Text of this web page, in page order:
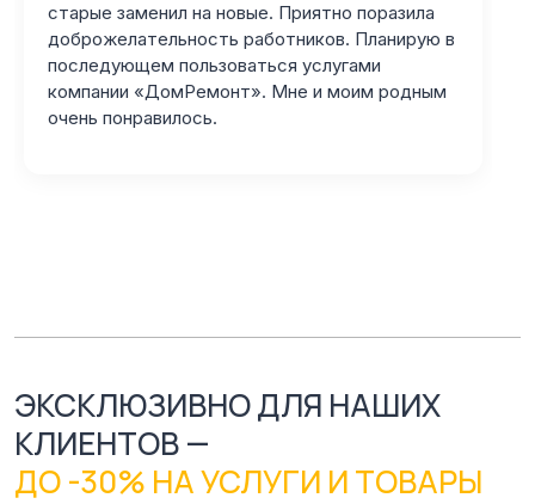
старые заменил на новые. Приятно поразила
доброжелательность работников. Планирую в
последующем пользоваться услугами
компании «ДомРемонт». Мне и моим родным
очень понравилось.
ЭКСКЛЮЗИВНО ДЛЯ НАШИХ
КЛИЕНТОВ —
ДО -30% НА УСЛУГИ И ТОВАРЫ